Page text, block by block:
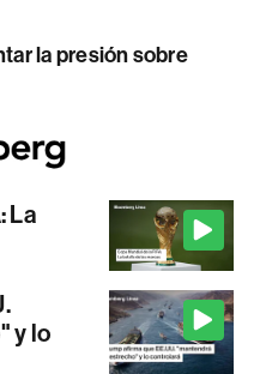
la presión sobre
La
y lo